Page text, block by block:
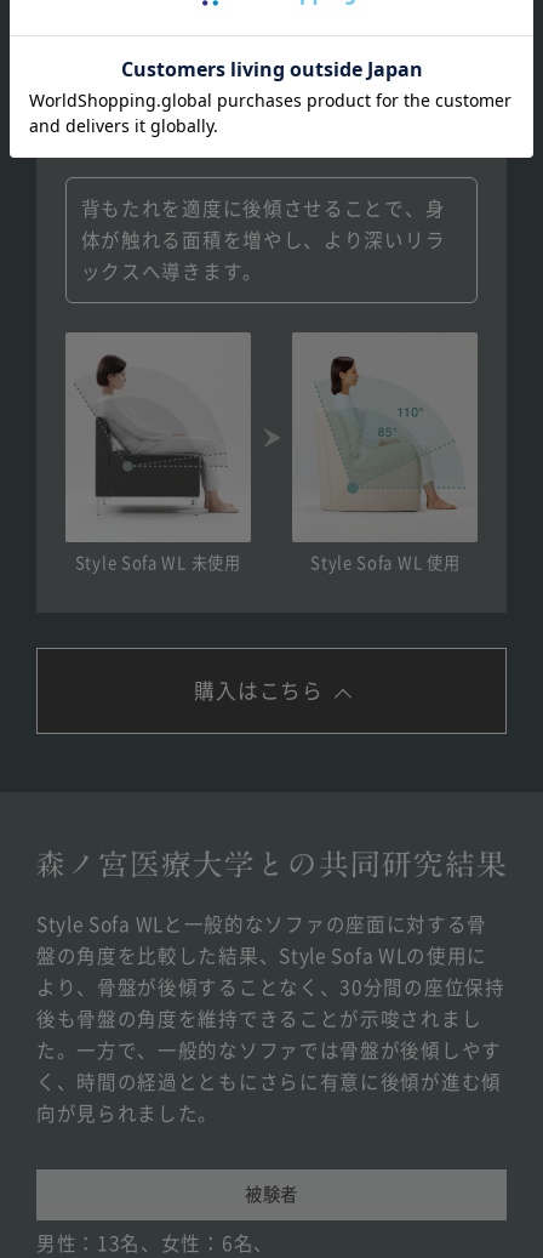
背もたれを適度に後傾させることで、身
体が触れる面積を増やし、より深いリラ
ックスへ導きます。
Style Sofa WL 未使用 Style Sofa WL 使用
購入はこちら
Style Sofa WLと一般的なソファの座面に対する骨
盤の角度を比較した結果、Style Sofa WLの使用に
より、 骨盤が後傾することなく、30分間の座位保持
後も骨盤の角度を維持できることが示唆されまし
た。 一方で、一般的なソファでは骨盤が後傾しやす
く、
時間の経過とともにさらに有意に後傾が進む傾
向が見られました。
被験者
男性：13名、女性：6名、